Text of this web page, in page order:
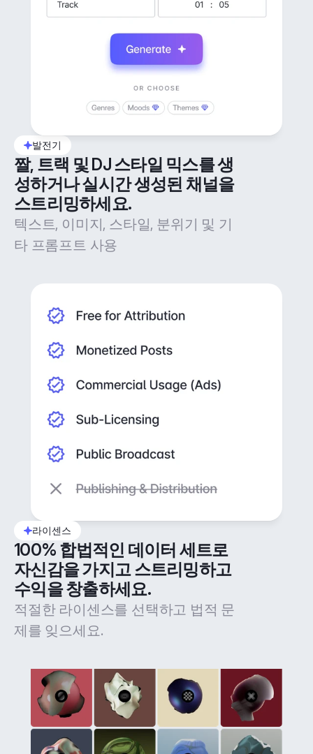
발전기
짤, 트랙 및 DJ 스타일 믹스를 생
성하거나 실시간 생성된 채널을
스트리밍하세요.
텍스트, 이미지, 스타일, 분위기 및 기
타 프롬프트 사용
라이센스
100% 합법적인 데이터 세트로
자신감을 가지고 스트리밍하고
수익을 창출하세요.
적절한 라이센스를 선택하고 법적 문
제를 잊으세요.